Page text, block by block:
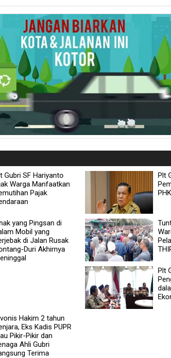
Gubri SF Hariyanto
Warga Manfaatkan
Pajak
Plt
yang Pingsan di
Mobil yang
di Jalan Rusak
Duri Akhirnya
Plt
Hakim 2 tahun
Eks Kadis PUPR
Pikir-Pikir dan
Ahli Gubri
Terima